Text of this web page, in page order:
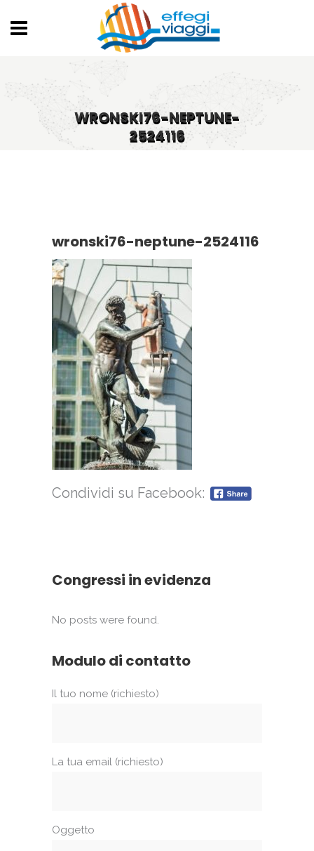
WRONSKI76-NEPTUNE-
2524116
wronski76-neptune-2524116
Condividi su Facebook:
Congressi in evidenza
No posts were found.
Modulo di contatto
Il tuo nome (richiesto)
La tua email (richiesto)
Oggetto